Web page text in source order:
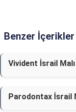
Benzer İçerikler
Vivident İsrail
Parodontax İsrail